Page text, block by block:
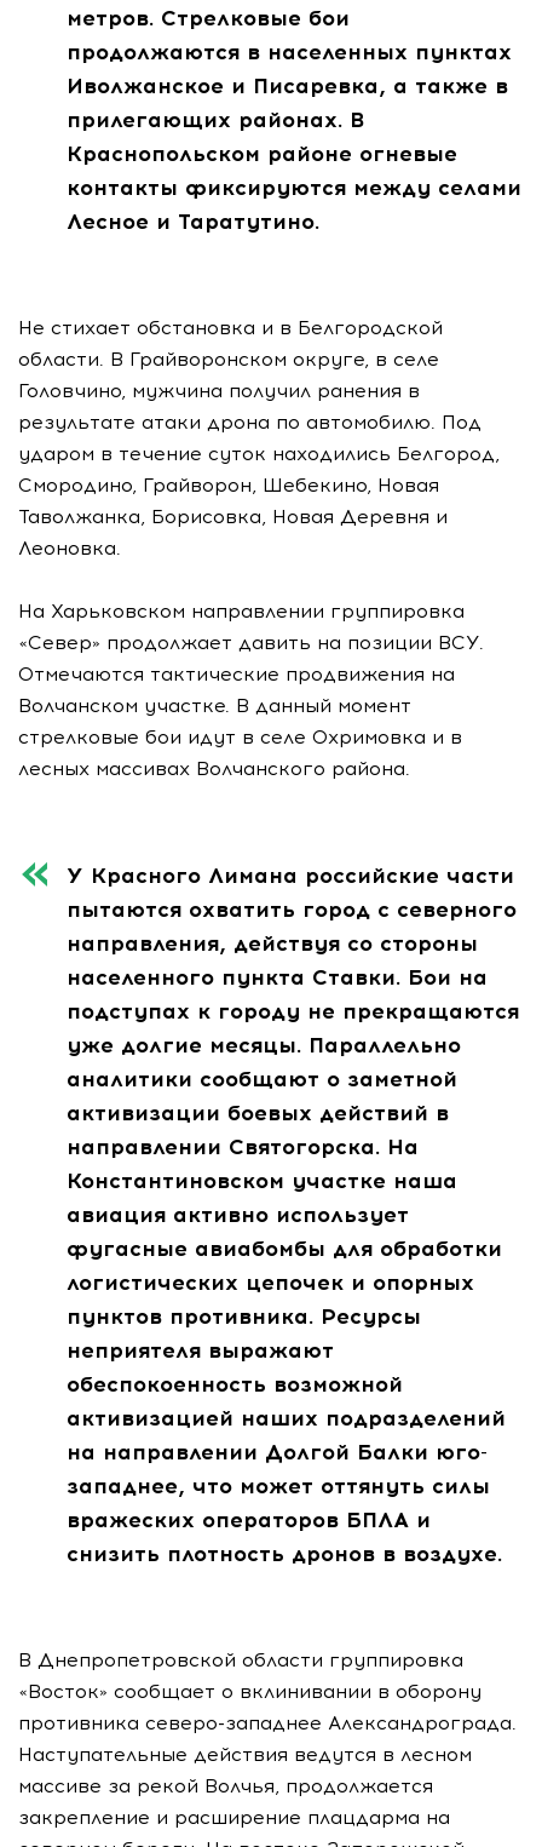
метров. Стрелковые бои
продолжаются в населенных пунктах
Иволжанское и Писаревка, а также в
прилегающих районах. В
Краснопольском районе огневые
контакты фиксируются между селами
Лесное и Таратутино.
Не стихает обстановка и в Белгородской
области. В Грайворонском округе, в селе
Головчино, мужчина получил ранения в
результате атаки дрона по автомобилю. Под
ударом в течение суток находились Белгород,
Смородино, Грайворон, Шебекино, Новая
Таволжанка, Борисовка, Новая Деревня и
Леоновка.
На Харьковском направлении группировка
«Север» продолжает давить на позиции ВСУ.
Отмечаются тактические продвижения на
Волчанском участке. В данный момент
стрелковые бои идут в селе Охримовка и в
лесных массивах Волчанского района.
У Красного Лимана российские части
пытаются охватить город с северного
направления, действуя со стороны
населенного пункта Ставки. Бои на
подступах к городу не прекращаются
уже долгие месяцы. Параллельно
аналитики сообщают о заметной
активизации боевых действий в
направлении Святогорска. На
Константиновском участке наша
авиация активно использует
фугасные авиабомбы для обработки
логистических цепочек и опорных
пунктов противника. Ресурсы
неприятеля выражают
обеспокоенность возможной
активизацией наших подразделений
на направлении Долгой Балки юго-
западнее, что может оттянуть силы
вражеских операторов БПЛА и
снизить плотность дронов в воздухе.
В Днепропетровской области группировка
«Восток» сообщает о вклинивании в оборону
противника северо-западнее Александрограда.
Наступательные действия ведутся в лесном
массиве за рекой Волчья, продолжается
закрепление и расширение плацдарма на